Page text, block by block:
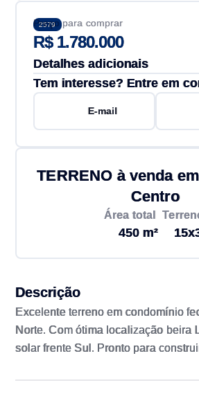
2579
Preço para comprar
R$ 1.780.000
Detalhes adicionais
Tem interesse? Entre em
E-mail
TERRENO à venda
Centro
Área total
450 m²
Descrição
Excelente terreno em condomínio
Norte. Com ótima localização beira
solar frente Sul. Pronto para